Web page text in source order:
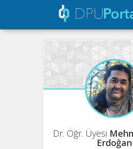
Dr. Öğr. Üyesi
Erdoğan